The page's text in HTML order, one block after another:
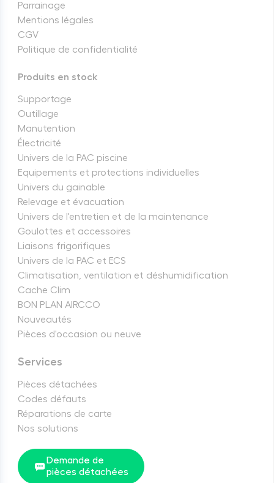
Parrainage
Mentions légales
CGV
Politique de confidentialité
Produits en stock
Supportage
Outillage
Manutention
Électricité
Univers de la PAC piscine
Equipements et protections individuelles
Univers du gainable
Relevage et évacuation
Univers de l'entretien et de la maintenance
Goulottes et accessoires
Liaisons frigorifiques
Univers de la PAC et ECS
Climatisation, ventilation et déshumidification
Cache Clim
BON PLAN AIRCCO
Nouveautés
Pièces d'occasion ou neuve
Services
Pièces détachées
Codes défauts
Réparations de carte
Nos solutions
Demande de
pièces détachées